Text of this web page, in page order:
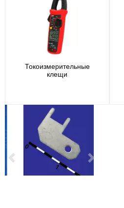
Previous Next
Токоизмерительные
клещи